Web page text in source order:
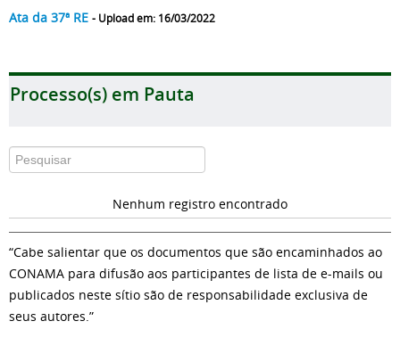
Ata da 37ª RE - Upload em: 16/03/2022
Processo(s) em Pauta
Nenhum registro encontrado
“Cabe salientar que os documentos que são encaminhados ao
CONAMA para difusão aos participantes de lista de e-mails ou
publicados neste sítio são de responsabilidade exclusiva de
seus autores.”